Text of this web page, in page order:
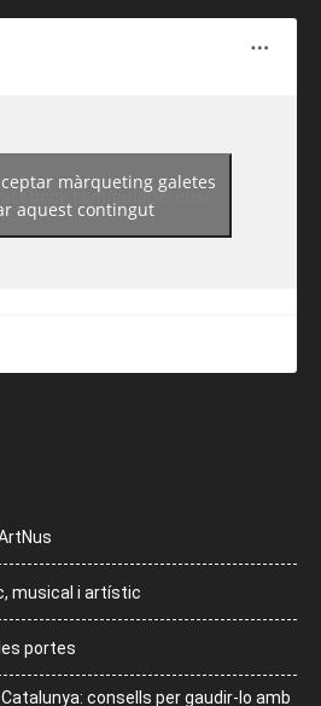
guiadereus/
màrqueting galetes
aquest contingut
musical i artístic
portes
Catalunya: consells per gaudir-lo amb